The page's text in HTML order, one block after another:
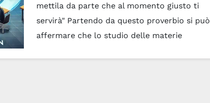
mettila da parte che al momento giusto ti
servirà" Partendo da questo proverbio si può
affermare che lo studio delle materie